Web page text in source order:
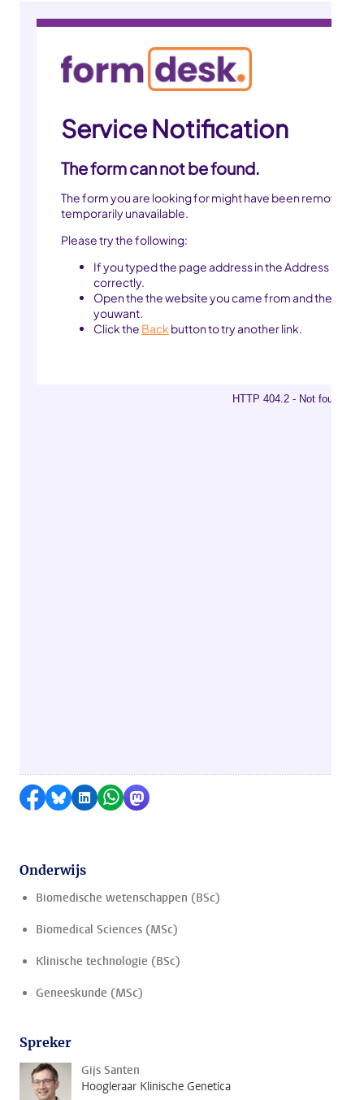
Delen op Facebook
Delen via Bluesky
Delen op LinkedIn
Delen via WhatsApp
Delen via Mastodon
Onderwijs
Biomedische wetenschappen (BSc)
Biomedical Sciences (MSc)
Klinische technologie (BSc)
Geneeskunde (MSc)
Spreker
Gijs Santen
Hoogleraar Klinische Genetica